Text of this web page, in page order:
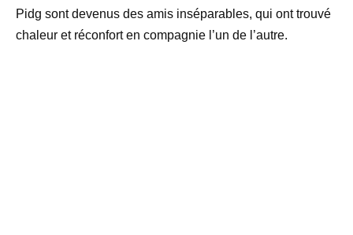
Pidg sont devenus des amis inséparables, qui ont trouvé
chaleur et réconfort en compagnie l’un de l’autre.